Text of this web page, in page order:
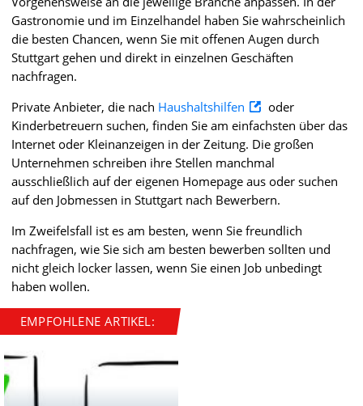
Gastronomie und im Einzelhandel haben Sie wahrscheinlich
die besten Chancen, wenn Sie mit offenen Augen durch
Stuttgart gehen und direkt in einzelnen Geschäften
nachfragen.
Private Anbieter, die nach Haushaltshilfen
oder
Kinderbetreuern suchen, finden Sie am einfachsten über das
Internet oder Kleinanzeigen in der Zeitung. Die großen
Unternehmen schreiben ihre Stellen manchmal
ausschließlich auf der eigenen Homepage aus oder suchen
auf den Jobmessen in Stuttgart nach Bewerbern.
Im Zweifelsfall ist es am besten, wenn Sie freundlich
nachfragen, wie Sie sich am besten bewerben sollten und
nicht gleich locker lassen, wenn Sie einen Job unbedingt
haben wollen.
EMPFOHLENE ARTIKEL: